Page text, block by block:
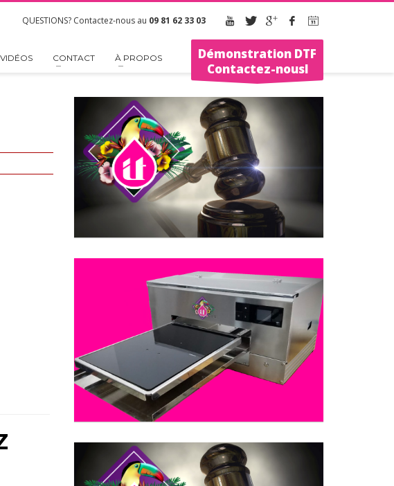
QUESTIONS? Contactez-nous au 09 81 62 33 03
VIDÉOS CONTACT À PROPOS
Démonstration DTF
Contactez-nousl